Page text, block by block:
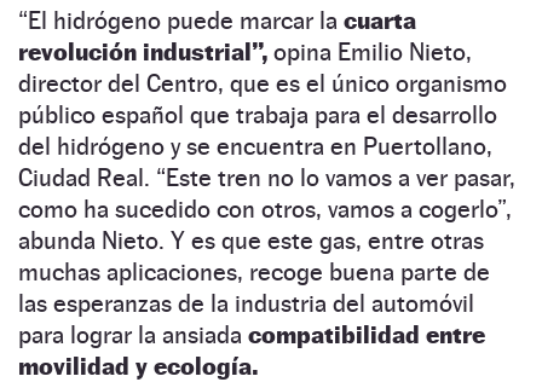
“El hidrógeno puede marcar la cuarta
revolución industrial”, opina Emilio Nieto,
director del Centro, que es el único organismo
público español que trabaja para el desarrollo
del hidrógeno y se encuentra en Puertollano,
Ciudad Real. “Este tren no lo vamos a ver pasar,
como ha sucedido con otros, vamos a cogerlo”,
abunda Nieto. Y es que este gas, entre otras
muchas aplicaciones, recoge buena parte de
las esperanzas de la industria del automóvil
para lograr la ansiada compatibilidad entre
movilidad y ecología.